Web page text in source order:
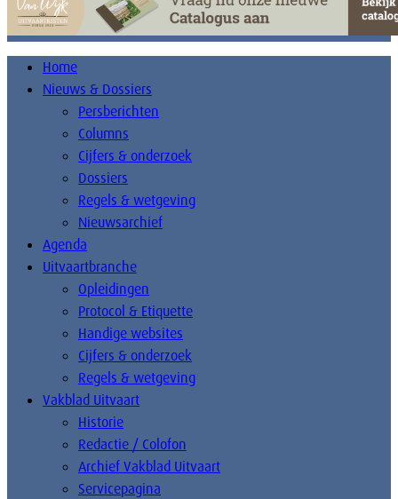
Home
Nieuws & Dossiers
Persberichten
Columns
Cijfers & onderzoek
Dossiers
Regels & wetgeving
Nieuwsarchief
Agenda
Uitvaartbranche
Opleidingen
Protocol & Etiquette
Handige websites
Cijfers & onderzoek
Regels & wetgeving
Vakblad Uitvaart
Historie
Redactie / Colofon
Archief Vakblad Uitvaart
Servicepagina